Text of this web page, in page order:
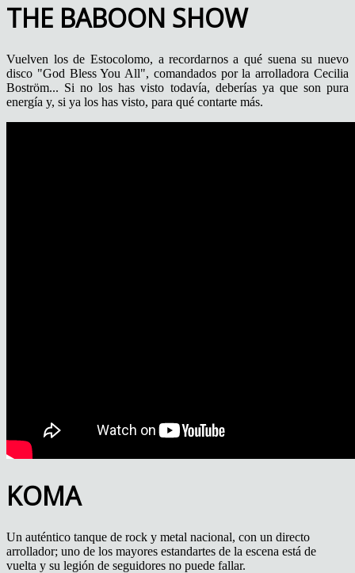
THE BABOON SHOW
Vuelven los de Estocolomo, a recordarnos a qué suena su nuevo
disco "God Bless You All", comandados por la arrolladora Cecilia
Boström... Si no los has visto todavía, deberías ya que son pura
energía y, si ya los has visto, para qué contarte más.
KOMA
Un auténtico tanque de rock y metal nacional, con un directo
arrollador; uno de los mayores estandartes de la escena está de
vuelta y su legión de seguidores no puede fallar.